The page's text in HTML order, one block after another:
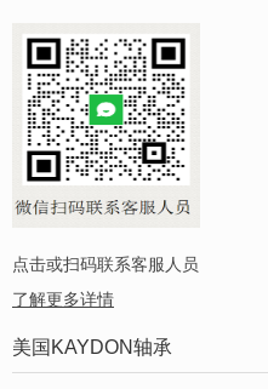
点击或扫码联系客服人员
了解更多详情
美国KAYDON轴承